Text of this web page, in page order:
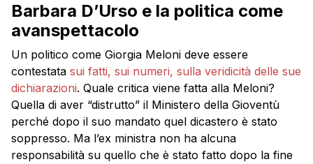
Barbara D’Urso e la politica come
avanspettacolo
Un politico come Giorgia Meloni deve essere
contestata sui fatti, sui numeri, sulla veridicità delle sue
dichiarazioni. Quale critica viene fatta alla Meloni?
Quella di aver “distrutto” il Ministero della Gioventù
perché dopo il suo mandato quel dicastero è stato
soppresso. Ma l’ex ministra non ha alcuna
responsabilità su quello che è stato fatto dopo la fine